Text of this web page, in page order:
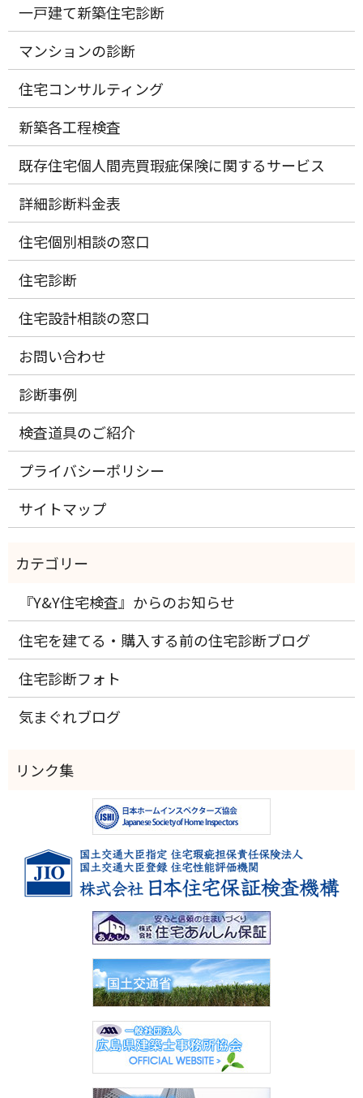
一戸建て新築住宅診断
マンションの診断
住宅コンサルティング
新築各工程検査
既存住宅個人間売買瑕疵保険に関するサービス
詳細診断料金表
住宅個別相談の窓口
住宅診断
住宅設計相談の窓口
お問い合わせ
診断事例
検査道具のご紹介
プライバシーポリシー
サイトマップ
『Y&Y住宅検査』からのお知らせ
住宅を建てる・購入する前の住宅診断ブログ
住宅診断フォト
気まぐれブログ